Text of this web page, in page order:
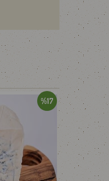
%17